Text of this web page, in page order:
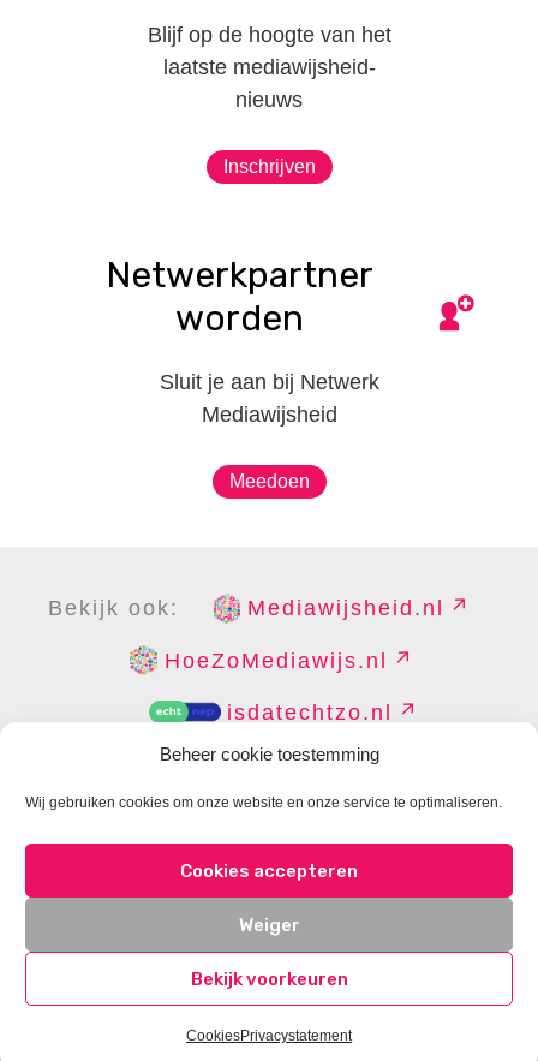
Beheer cookie toestemming
Wij gebruiken cookies om onze website en onze service te optimaliseren.
Cookies accepteren
Weiger
Bekijk voorkeuren
CookiesPrivacystatement
Blijf op de hoogte van het
laatste mediawijsheid-
nieuws
Inschrijven
Netwerkpartner
worden
Sluit je aan bij Netwerk
Mediawijsheid
Meedoen
Bekijk ook: Mediawijsheid.nl
HoeZoMediawijs.nl
isdatechtzo.nl
DISCLAIMER PRIVACY
CONTACT
COOKIES BEHEREN